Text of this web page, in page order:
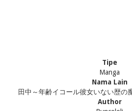
Tipe
Manga
Nama Lain
田中～年齢イコール彼女いない歴の
Author